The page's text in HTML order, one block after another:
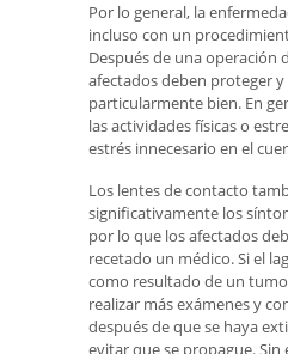
Por lo general, la
incluso con un
Después de una operación
afectados deben proteger
particularmente bien. En
las actividades físicas o
estrés innecesario en el
Los lentes de contacto
significativamente los
por lo que los afectados
recetado un médico. Si el
como resultado de un
realizar más exámenes y
después de que se haya
evitar que se propague. Sin